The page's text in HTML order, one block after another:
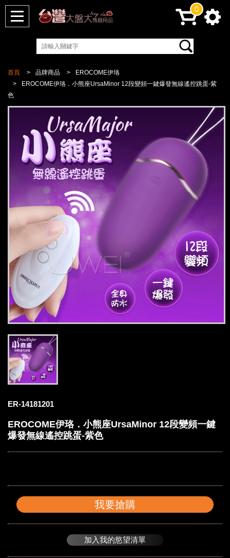
首頁 品牌商品
EROCOME伊珞
EROCOME伊珞．小熊座UrsaMinor 12段變頻一鍵爆發無線遙控跳蛋-紫
色
ER-14181201
EROCOME伊珞．小熊座UrsaMinor 12段變頻一鍵
爆發無線遙控跳蛋-紫色
我要搶購
加入我的慾望清單
0